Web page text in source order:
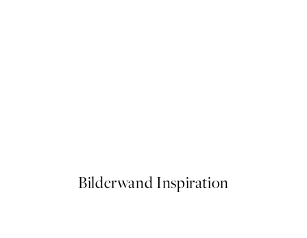
Bilderwand Inspiration